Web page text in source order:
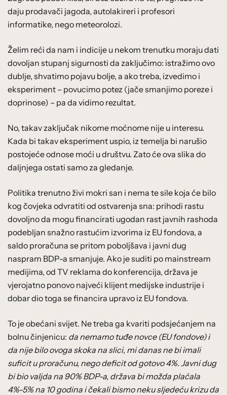
daju prodavači jagoda, autolakireri i profesori
informatike, nego meteorolozi.
Želim reći da nam i indicije u nekom trenutku moraju dati
dovoljan stupanj sigurnosti da zaključimo: istražimo ovo
dublje, shvatimo pojavu bolje, a ako treba, izvedimo i
eksperiment – povucimo potez (jače smanjimo poreze i
doprinose) – pa da vidimo rezultat.
No, takav zaključak nikome moćnome nije u interesu.
Kada bi takav eksperiment uspio, iz temelja bi narušio
postojeće odnose moći u društvu. Zato će ova slika do
daljnjega ostati samo za gledanje.
Politika trenutno živi mokri san i nema te sile koja će bilo
kog čovjeka odvratiti od ostvarenja sna: prihodi rastu
dovoljno da mogu financirati ugodan rast javnih rashoda
podebljan snažno rastućim izvorima iz EU fondova, a
saldo proračuna se pritom poboljšava i javni dug
naspram BDP-a smanjuje. Ako je suditi po mainstream
medijima, od TV reklama do konferencija, država je
vjerojatno ponovo najveći klijent medijske industrije i
dobar dio toga se financira upravo iz EU fondova.
To je obećani svijet. Ne treba ga kvariti podsjećanjem na
bolnu činjenicu: da nemamo tuđe novce (EU fondove) i
da nije bilo ovoga skoka na slici, mi danas ne bi imali
suficit u proračunu, nego deficit od gotovo 4%. Javni dug
bi bio valjda na 90% BDP-a, država bi možda plaćala
4%-5% na 10 godina i čekali bismo neku sljedeću krizu da